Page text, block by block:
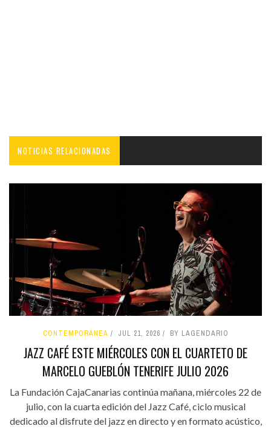
NOTICIAS RELACIONADAS
CONTEMPORÁNEA JUL 21, 2026 BY LAGENDARIO
JAZZ CAFÉ ESTE MIÉRCOLES CON EL CUARTETO DE
MARCELO GUEBLÓN TENERIFE JULIO 2026
La Fundación CajaCanarias continúa mañana, miércoles 22 de
julio, con la cuarta edición del Jazz Café, ciclo musical
dedicado al disfrute del jazz en directo y en formato acústico,